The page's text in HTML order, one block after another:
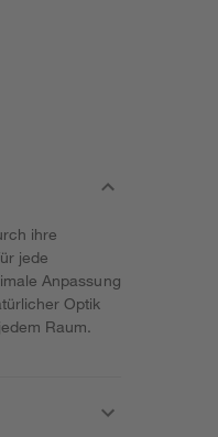
ihre
jede
Anpassung
Optik
Raum.